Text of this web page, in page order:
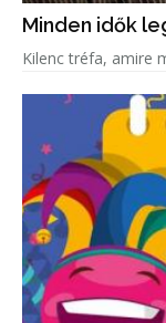
Minden idők
Kilenc tréfa, amire